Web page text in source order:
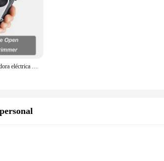
Braun-Mini Afeitadora eléctrica portátil M90, máquina de afeitar con batería, para Barba